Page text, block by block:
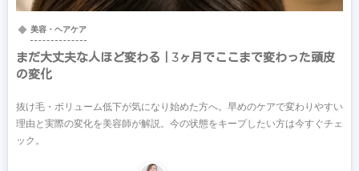
美容・ヘアケア
まだ大丈夫な人ほど変わる｜3ヶ月でここまで変わった頭皮
の変化
抜け毛・ボリューム低下が気になり始めた方へ。早めのケアで変わりやすい
理由と実際の変化を美容師が解説。今の状態をキープしたい方は今すぐチェ
ック。